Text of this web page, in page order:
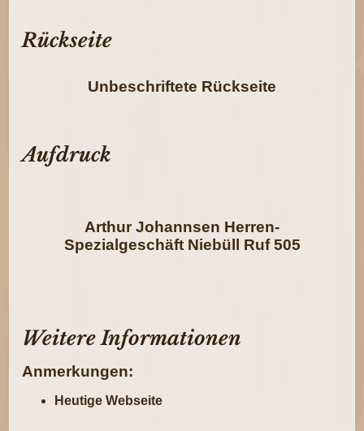
Rückseite
Unbeschriftete Rückseite
Aufdruck
Arthur Johannsen Herren-
Spezialgeschäft Niebüll Ruf 505
Weitere Informationen
Anmerkungen:
Heutige Webseite